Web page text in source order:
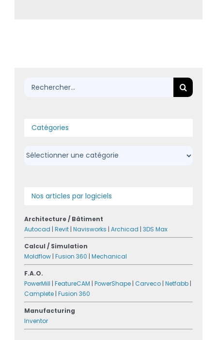
Rechercher:
Catégories
Catégories
Nos articles par logiciels
Architecture / Bâtiment
Autocad Revit Navisworks Archicad 3DS Max
Calcul / Simulation
Moldflow Fusion 360 Mechanical
F.A.O.
PowerMill FeatureCAM PowerShape Carveco Netfabb
Camplete Fusion 360
Manufacturing
Inventor